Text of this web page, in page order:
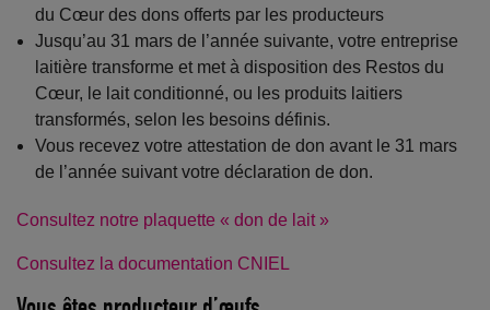
du Cœur des dons offerts par les producteurs
Jusqu’au 31 mars de l’année suivante, votre entreprise
laitière transforme et met à disposition des Restos du
Cœur, le lait conditionné, ou les produits laitiers
transformés, selon les besoins définis.
Vous recevez votre attestation de don avant le 31 mars
de l’année suivant votre déclaration de don.
Consultez notre plaquette « don de lait »
Consultez la documentation CNIEL